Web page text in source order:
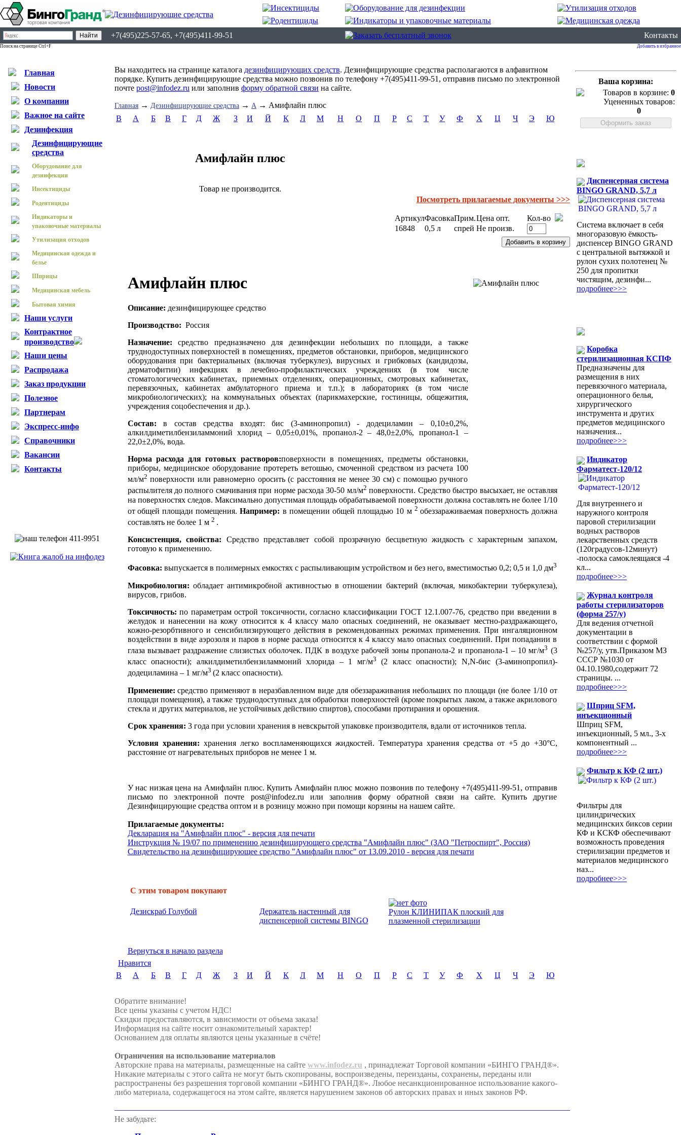
+7(495)225-57-65, +7(495)411-99-51 Контакты
Поиск на странице Ctrl+F Добавить в избранное
Главная
Новости
О компании
Важное на сайте
Дезинфекция
Дезинфицирующие
средства
Оборудование для
дезинфекции
Инсектициды
Родентициды
Индикаторы и
упаковочные материалы
Утилизация отходов
Медицинская одежда и
белье
Шприцы
Медицинская мебель
Бытовая химия
Наши услуги
Контрактное
производство
Наши цены
Распродажа
Заказ продукции
Полезное
Партнерам
Экспресс-инфо
Справочники
Вакансии
Контакты
Вы находитесь на странице каталога дезинфицирующих средств. Дезинфицирующие средства располагаются в алфавитном
порядке. Купить дезинфицирующие средства можно позвонив по телефону +7(495)411-99-51, отправив письмо по электронной
почте post@infodez.ru или заполнив форму обратной связи на сайте.
Главная → Дезинфицирующие средства → А → Амифлайн плюс
B
А Б В Г Д Ж З И Й К Л М Н О П Р С Т У Ф Х Ц Ч Э Ю
Амифлайн плюс
Товар не производится.
Посмотреть прилагаемые документы >>>
АртикулФасовкаПрим.Цена опт.
Кол-во
16848
0,5 л спрей Не произв.
Амифлайн плюс
Описание: дезинфицирующее средство
Производство: Россия
Назначение:средство предназначено для дезинфекции небольших по площади, а также
труднодоступных поверхностей в помещениях, предметов обстановки, приборов, медицинского
оборудования при бактериальных (включая туберкулез), вирусных и грибковых (кандидозы,
дерматофитии) инфекциях в лечебно-профилактических учреждениях (в том числе
стоматологических кабинетах, приемных отделениях, операционных, смотровых кабинетах,
перевязочных, кабинетах амбулаторного приема и т.п.); в лабораториях (в том числе
микробиологических); на коммунальных объектах (парикмахерские, гостиницы, общежития,
учреждения соцобеспечения и др.).
Состав: в состав средства входят: бис (3-аминопропил) - додециламин – 0,10±0,2%,
алкилдиметилбензиламмоний хлорид – 0,05±0,01%, пропанол-2 – 48,0±2,0%, пропанол-1 –
22,0±2,0%, вода.
Норма расхода для готовых растворов:поверхности в помещениях, предметы обстановки,
приборы, медицинское оборудование протереть ветошью, смоченной средством из расчета 100
мл/м2 поверхности или равномерно оросить (с расстояния не менее 30 см) с помощью ручного
распылителя до полного смачивания при норме расхода 30-50 мл/м2 поверхности. Средство быстро высыхает, не оставляя
на поверхностях следов. Максимально допустимая площадь обрабатываемой поверхности должна составлять не более 1/10
от общей площади помещения.Например: в помещении общей площадью 10 м 2 обеззараживаемая поверхность должна
составлять не более 1 м 2 .
Консистенция, свойства: Средство представляет собой прозрачную бесцветную жидкость с характерным запахом,
готовую к применению.
Фасовка: выпускается в полимерных емкостях с распыливающим устройством и без него, вместимостью 0,2; 0,5 и 1,0 дм3
Микробиология: обладает антимикробной активностью в отношении бактерий (включая, микобактерии туберкулеза),
вирусов, грибов.
Токсичность: по параметрам острой токсичности, согласно классификации ГОСТ 12.1.007-76, средство при введении в
желудок и нанесении на кожу относится к 4 классу мало опасных соединений, не оказывает местно-раздражающего,
кожно-резорбтивного и сенсибилизирующего действия в рекомендованных режимах применения. При ингаляционном
воздействии в виде аэрозоля и паров в норме расхода относится к 4 классу мало опасных соединений. При попадании в
глаза вызывает раздражение слизистых оболочек. ПДК в воздухе рабочей зоны пропанола-2 и пропанола-1 – 10 мг/м3 (3
класс опасности); алкилдиметилбензиламмоний хлорида – 1 мг/м3
(2 класс опасности); N,N-бис (3-аминопропил)-
додециламина – 1 мг/м3 (2 класс опасности).
Применение: средство применяют в неразбавленном виде для обеззараживания небольших по площади (не более 1/10 от
площади помещения), а также труднодоступных для обработки поверхностей (кроме покрытых лаком, а также акрилового
стекла и других материалов, не устойчивых действию спиртов), способами протирания и орошения.
Срок хранения: 3 года при условии хранения в невскрытой упаковке производителя, вдали от источников тепла.
Условия хранения: хранения легко воспламеняющихся жидкостей. Температура хранения средства от +5 до +30°С,
расстояние от нагревательных приборов не менее 1 м.
У нас низкая цена на Амифлайн плюс. Купить Амифлайн плюс можно позвонив по телефону +7(495)411-99-51, отправив
письмо по электронной почте post@infodez.ru или заполнив форму обратной связи на сайте. Купить другие
Дезинфицирующие средства оптом и в розницу можно при помощи корзины на нашем сайте.
Прилагаемые документы:
Декларация на "Амифлайн плюс" - версия для печати
Инструкция № 19/07 по применению дезинфицирующего средства "Амифлайн плюс" (ЗАО "Петроспирт", Россия)
Свидетельство на дезинфицирующее средство "Амифлайн плюс" от 13.09.2010 - версия для печати
С этим товаром покупают
Дезискраб Голубой
Держатель настенный для
диспенсерной системы BINGO
Рулон КЛИНИПАК плоский для
плазменной стерилизации
Вернуться в начало раздела
Нравится
B
А Б В Г Д Ж З И Й К Л М Н О П Р С Т У Ф Х Ц Ч Э Ю
Обратите внимание!
Все цены указаны с учетом НДС!
Скидки предоставляются, в зависимости от объема заказа!
Информация на сайте носит ознакомительный характер!
Основанием для оплаты являются цены указанные в счёте!
Ограничения на использование материалов
Авторские права на материалы, размещенные на сайте www.infodez.ru , принадлежат Торговой компании «БИНГО ГРАНД®».
Никакие материалы с этого сайта не могут быть скопированы, воспроизведены, переизданы, сохранены, переданы или
распространены без разрешения торговой компании «БИНГО ГРАНД®». Любое несанкционированное использование какого-
либо материала, содержащегося на этом сайте, является нарушением законов об авторских правах и иных законов РФ.
Не забудьте:
Ваша корзина:
Товаров в корзине: 0
Уцененных товаров:
0
Диспенсерная система
BINGO GRAND, 5,7 л
Система включает в себя
многоразовую ёмкость-
диспенсер BINGO GRAND
с центральной вытяжкой и
рулон сухих полотенец №
250 для пропитки
чистящим, дезинфи...
подробнее>>>
Коробка
стерилизационная КСПФ
Предназначены для
размещения в них
перевязочного материала,
операционного белья,
хирургического
инструмента и других
предметов медицинского
назначения...
подробнее>>>
Индикатор
Фарматест-120/12
Для внутреннего и
наружного контроля
паровой стерилизации
водных растворов
лекарственных средств
(120градусов-12минут)
-полоска самоклеящаяся -4
кл...
подробнее>>>
Журнал контроля
работы стерилизаторов
(форма 257/у)
Для ведения отчетной
документации в
соответствии с формой
№257/у, утв.Приказом МЗ
СССР №1030 от
04.10.1980,содержит 72
страницы. ...
подробнее>>>
Шприц SFM,
инъекционный
Шприц SFM,
инъекционный, 5 мл., 3-х
компонентный ...
подробнее>>>
Фильтр к КФ (2 шт.)
Фильтры для
цилиндрических
медицинских биксов серии
КФ и КСКФ обеспечивают
возможность проведения
стерилизации предметов и
материалов медицинского
наз...
подробнее>>>